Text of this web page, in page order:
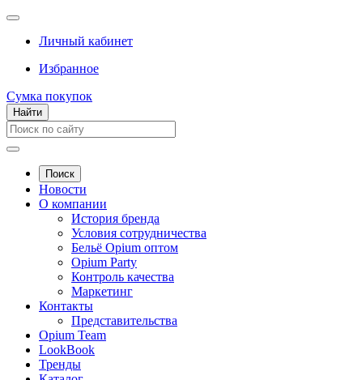
Личный кабинет
Избранное
Сумка покупок
Найти
Поиск
Новости
О компании
История бренда
Условия сотрудничества
Бельё Opium оптом
Opium Party
Контроль качества
Маркетинг
Контакты
Представительства
Opium Team
LookBook
Тренды